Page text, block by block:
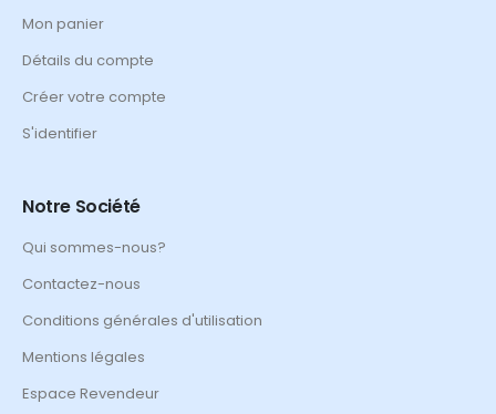
Mon panier
Détails du compte
Créer votre compte
S'identifier
Notre Société
Qui sommes-nous?
Contactez-nous
Conditions générales d'utilisation
Mentions légales
Espace Revendeur